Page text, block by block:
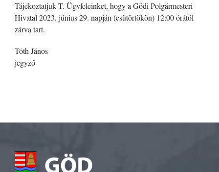
Tájékoztatjuk T. Ügyfeleinket, hogy a Gödi Polgármesteri
Hivatal 2023. június 29. napján (csütörtökön) 12:00 órától
zárva tart.
Tóth János
jegyző